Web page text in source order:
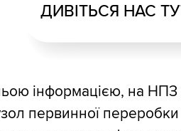
ДИВІТЬСЯ НАС
інформацією, на
первинної переробки